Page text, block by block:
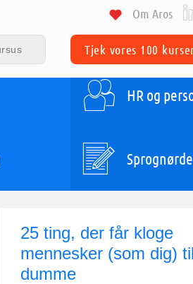
Tjek vores 100
Om Aros
HR og
25 ting, der får kloge
mennesker (som dig)
dumme